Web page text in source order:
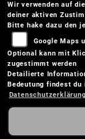
Wir verwenden auf
deiner aktiven
Bitte hake dazu den
Google Maps
Optional kann mit
zugestimmt werden
Detailierte
Bedeutung findest
Datenschutzerklärung